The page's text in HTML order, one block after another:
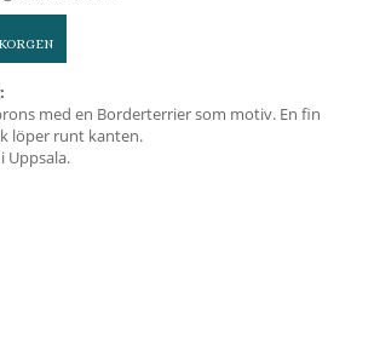
med en Borderterrier som motiv. En fin
löper runt kanten.
Uppsala.